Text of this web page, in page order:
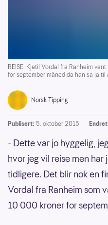
REISE: Kjetil Vordal fra Ranheim
for september måned da han sa ja
Norsk Tipping
Publisert: 5. oktober 2015
- Dette var jo hyggelig,
hvor jeg vil reise men
tidligere. Det blir nok en
Vordal fra Ranheim som
10 000 kroner for